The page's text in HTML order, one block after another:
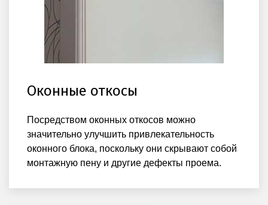
Оконные откосы
Посредством оконных откосов можно
значительно улучшить привлекательность
оконного блока, поскольку они скрывают собой
монтажную пену и другие дефекты проема.